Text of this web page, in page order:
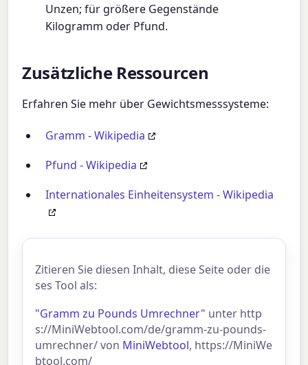
Unzen; für größere Gegenstände
Kilogramm oder Pfund.
Zusätzliche Ressourcen
Erfahren Sie mehr über Gewichtsmesssysteme:
Gramm - Wikipedia
Pfund - Wikipedia
Internationales Einheitensystem - Wikipedia
Zitieren Sie diesen Inhalt, diese Seite oder die
ses Tool als:
"Gramm zu Pounds Umrechner" unter http
s://MiniWebtool.com/de/gramm-zu-pounds-
umrechner/ von MiniWebtool, https://MiniWe
btool.com/